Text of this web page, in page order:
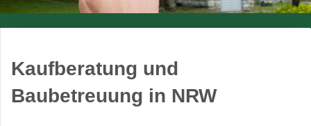
Kaufberatung und
Baubetreuung in NRW